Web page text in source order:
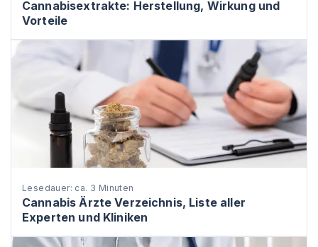
Cannabisextrakte: Herstellung, Wirkung und
Vorteile
Lesedauer: ca. 3 Minuten
Cannabis Ärzte Verzeichnis, Liste aller
Experten und Kliniken